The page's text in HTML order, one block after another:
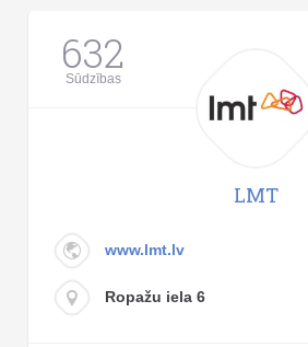
632
Sūdzības
LMT
www.lmt.lv
Ropažu iela 6